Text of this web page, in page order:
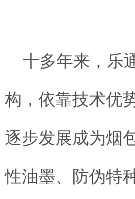
十多年来，乐
构，依靠技术优
逐步发展成为烟
性油墨、防伪特